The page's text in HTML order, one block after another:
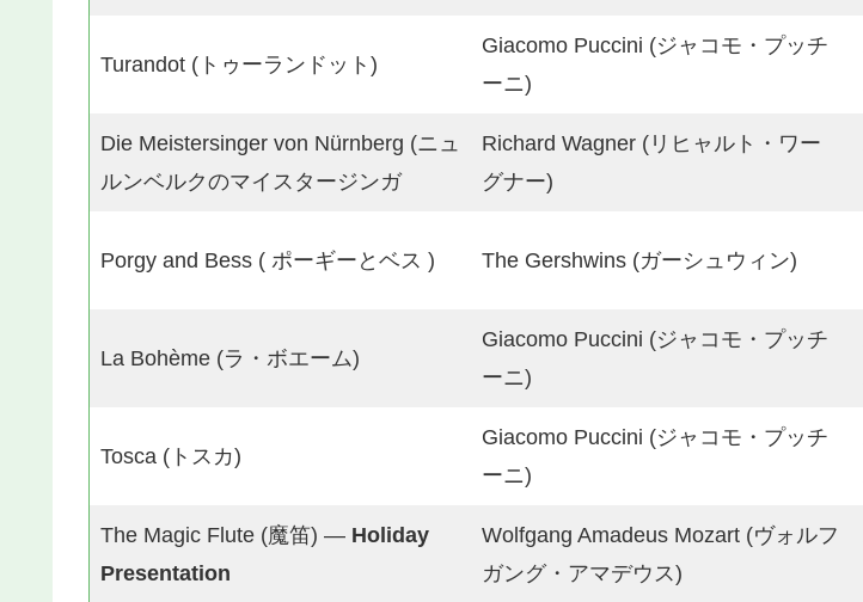
Turandot (トゥーランドット)
Giacomo Puccini (ジャコモ・プッチ
ーニ)
Die Meistersinger von Nürnberg (ニュ
ルンベルクのマイスタージンガ
Richard Wagner (リヒャルト・ワー
グナー)
Porgy and Bess ( ポーギーとベス ) The Gershwins (ガーシュウィン)
La Bohème (ラ・ボエーム)
Giacomo Puccini (ジャコモ・プッチ
ーニ)
Tosca (トスカ)
Giacomo Puccini (ジャコモ・プッチ
ーニ)
The Magic Flute (魔笛) — Holiday
Presentation
Wolfgang Amadeus Mozart (ヴォルフ
ガング・アマデウス)